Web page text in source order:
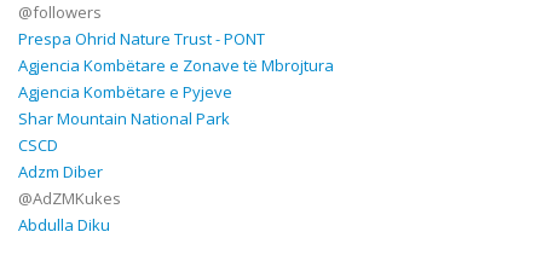
@followers
Prespa Ohrid Nature Trust - PONT
Agjencia Kombëtare e Zonave të Mbrojtura
Agjencia Kombëtare e Pyjeve
Shar Mountain National Park
CSCD
Adzm Diber
@AdZMKukes
Abdulla Diku